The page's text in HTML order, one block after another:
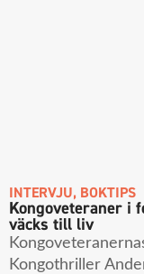
INTERVJU, BOKTIPS
Kongoveteraner i
väcks till liv
Kongothriller